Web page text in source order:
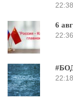
22:38
6
22:36
22:18